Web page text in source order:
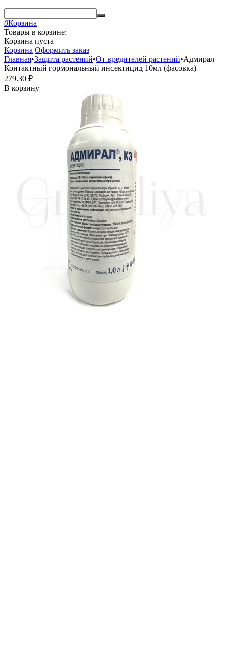
0Корзина
Товары в корзине:
Корзина пуста
Корзина Оформить заказ
Главная•Защита растений•От вредителей растений•Адмирал
Контактный гормональный инсектицид 10мл (фасовка)
279.30 ₽
В корзину